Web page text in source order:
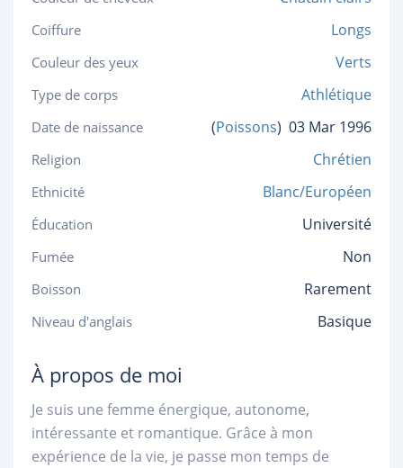
Coiffure Longs
Couleur des yeux Verts
Type de corps Athlétique
Date de naissance (Poissons) 03 Mar 1996
Religion Chrétien
Ethnicité Blanc/Européen
Éducation Université
Fumée Non
Boisson Rarement
Niveau d'anglais Basique
À propos de moi
Je suis une femme énergique, autonome,
intéressante et romantique. Grâce à mon
expérience de la vie, je passe mon temps de